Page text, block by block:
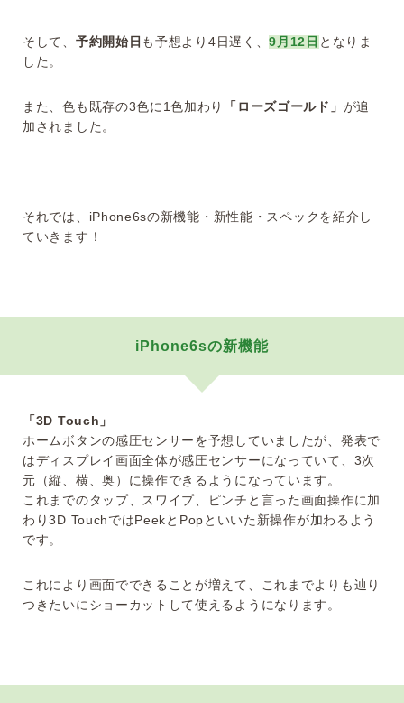
そして、 予約開始日 も予想より4日遅く、9月12日 となりま
した。
また、色も既存の3色に1色加わり 「ローズゴールド」 が追
加されました。
それでは、iPhone6sの新機能・新性能・スペックを紹介し
ていきます！
iPhone6sの新機能
「3D Touch」
ホームボタンの感圧センサーを予想していましたが、発表で
はディスプレイ画面全体が感圧センサーになっていて、3次
元（縦、横、奥）に操作できるようになっています。
これまでのタップ、スワイプ、ピンチと言った画面操作に加
わり3D TouchではPeekとPopといいた新操作が加わるよう
です。
これにより画面でできることが増えて、これまでよりも辿り
つきたいにショーカットして使えるようになります。